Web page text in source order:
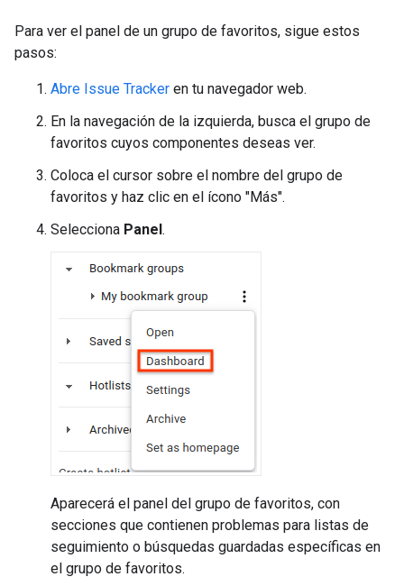
Para ver el panel de un grupo de favoritos, sigue estos
pasos:
Abre Issue Tracker en tu navegador web.
En la navegación de la izquierda, busca el grupo de
favoritos cuyos componentes deseas ver.
Coloca el cursor sobre el nombre del grupo de
favoritos y haz clic en el ícono "Más".
Selecciona Panel .
Aparecerá el panel del grupo de favoritos, con
secciones que contienen problemas para listas de
seguimiento o búsquedas guardadas específicas en
el grupo de favoritos.